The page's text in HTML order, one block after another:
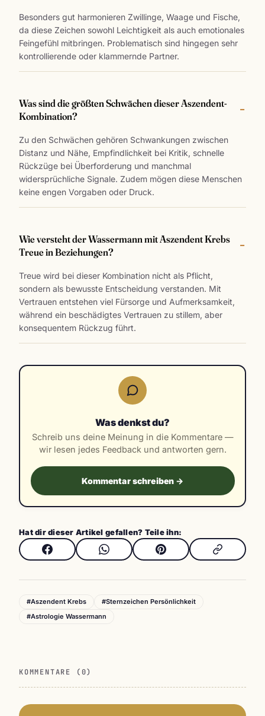
Besonders gut harmonieren Zwillinge, Waage und Fische,
da diese Zeichen sowohl Leichtigkeit als auch emotionales
Feingefühl mitbringen. Problematisch sind hingegen sehr
kontrollierende oder klammernde Partner.
Was sind die größten Schwächen dieser Aszendent-
Kombination?
Zu den Schwächen gehören Schwankungen zwischen
Distanz und Nähe, Empfindlichkeit bei Kritik, schnelle
Rückzüge bei Überforderung und manchmal
widersprüchliche Signale. Zudem mögen diese Menschen
keine engen Vorgaben oder Druck.
Wie versteht der Wassermann mit Aszendent Krebs
Treue in Beziehungen?
Treue wird bei dieser Kombination nicht als Pflicht,
sondern als bewusste Entscheidung verstanden. Mit
Vertrauen entstehen viel Fürsorge und Aufmerksamkeit,
während ein beschädigtes Vertrauen zu stillem, aber
konsequentem Rückzug führt.
Was denkst du?
Schreib uns deine Meinung in die Kommentare —
wir lesen jedes Feedback und antworten gern.
Kommentar schreiben →
Hat dir dieser Artikel gefallen? Teile ihn:
#Aszendent Krebs
#Sternzeichen Persönlichkeit
#Astrologie Wassermann
KOMMENTARE (0)